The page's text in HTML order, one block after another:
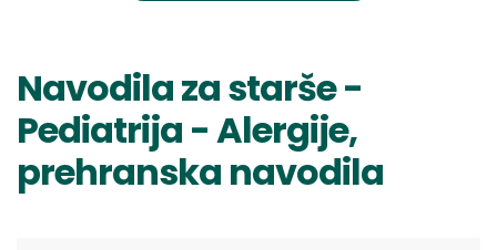
Navodila za starše -
Pediatrija - Alergije,
prehranska navodila